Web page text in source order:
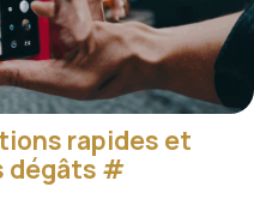
rapides et
dégâts #